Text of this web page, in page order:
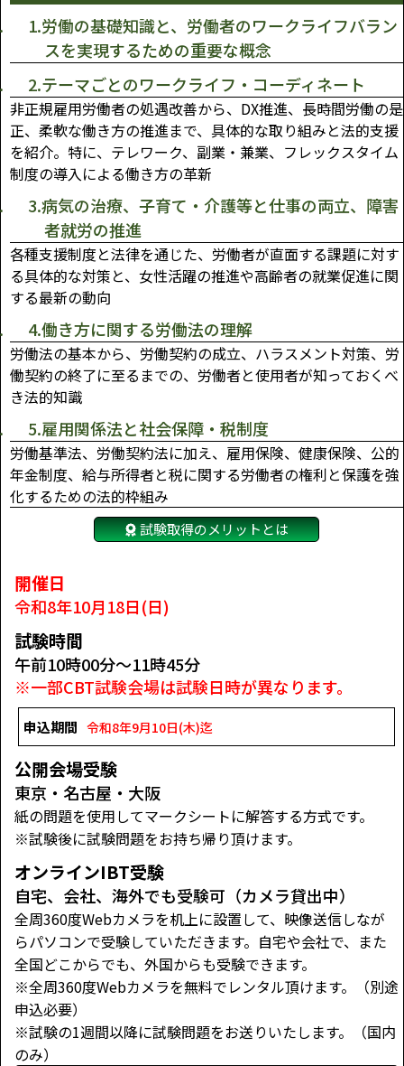
1.労働の基礎知識と、労働者のワークライフバラン
スを実現するための重要な概念
2.テーマごとのワークライフ・コーディネート
非正規雇用労働者の処遇改善から、DX推進、長時間労働の是
正、柔軟な働き方の推進まで、具体的な取り組みと法的支援
を紹介。特に、テレワーク、副業・兼業、フレックスタイム
制度の導入による働き方の革新
3.病気の治療、子育て・介護等と仕事の両立、障害
者就労の推進
各種支援制度と法律を通じた、労働者が直面する課題に対す
る具体的な対策と、女性活躍の推進や高齢者の就業促進に関
する最新の動向
4.働き方に関する労働法の理解
労働法の基本から、労働契約の成立、ハラスメント対策、労
働契約の終了に至るまでの、労働者と使用者が知っておくべ
き法的知識
5.雇用関係法と社会保障・税制度
労働基準法、労働契約法に加え、雇用保険、健康保険、公的
年金制度、給与所得者と税に関する労働者の権利と保護を強
化するための法的枠組み
試験取得のメリットとは
開催日
令和8年10月18日(日)
試験時間
午前10時00分～11時45分
※一部CBT試験会場は試験日時が異なります。
申込期間 令和8年9月10日(木)迄
公開会場受験
東京・名古屋・大阪
紙の問題を使用してマークシートに解答する方式です。
※試験後に試験問題をお持ち帰り頂けます。
オンラインIBT受験
自宅、会社、海外でも受験可（カメラ貸出中）
全周360度Webカメラを机上に設置して、映像送信しなが
らパソコンで受験していただきます。自宅や会社で、また
全国どこからでも、外国からも受験できます。
※全周360度Webカメラを無料でレンタル頂けます。（別途
申込必要）
※試験の1週間以降に試験問題をお送りいたします。（国内
のみ）